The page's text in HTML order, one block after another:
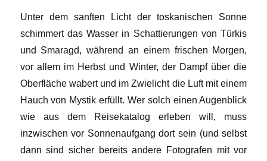
Unter dem sanften Licht der toskanischen Sonne
schimmert das Wasser in Schattierungen von Türkis
und Smaragd, während an einem frischen Morgen,
vor allem im Herbst und Winter, der Dampf über die
Oberfläche wabert und im Zwielicht die Luft mit einem
Hauch von Mystik erfüllt. Wer solch einen Augenblick
wie aus dem Reisekatalog erleben will, muss
inzwischen vor Sonnenaufgang dort sein (und selbst
dann sind sicher bereits andere Fotografen mit vor